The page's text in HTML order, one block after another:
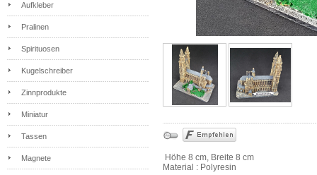
Höhe 8 cm, Breite 8 cm
Material : Polyresin
Aufkleber
Pralinen
Spirituosen
Kugelschreiber
Zinnprodukte
Miniatur
Tassen
Magnete